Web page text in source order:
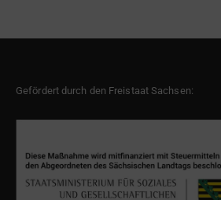
Gefördert durch den Freistaat Sachsen: